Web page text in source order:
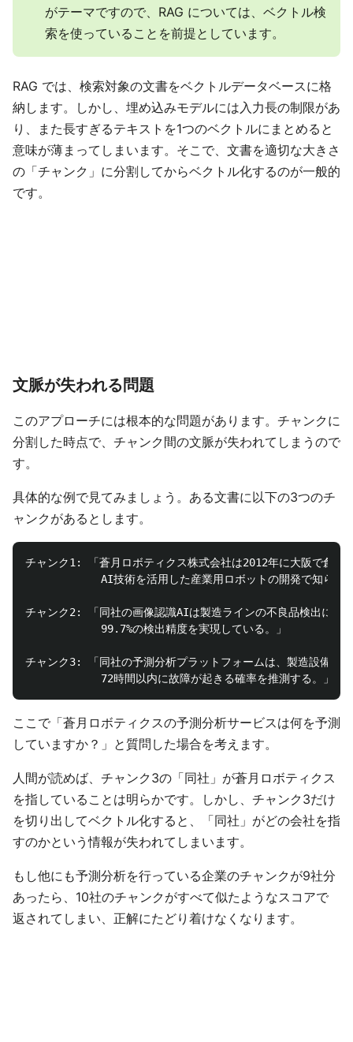
がテーマですので、RAG については、ベクトル検
索を使っていることを前提としています。
RAG では、検索対象の文書をベクトルデータベースに格
納します。しかし、埋め込みモデルには入力長の制限があ
り、また長すぎるテキストを1つのベクトルにまとめると
意味が薄まってしまいます。そこで、文書を適切な大きさ
の「チャンク」に分割してからベクトル化するのが一般的
です。
文脈が失われる問題
このアプローチには根本的な問題があります。チャンクに
分割した時点で、チャンク間の文脈が失われてしまうので
す。
具体的な例で見てみましょう。ある文書に以下の3つのチ
ャンクがあるとします。
チャンク1: 「蒼月ロボティクス株式会社は2012年に大阪で創業
AI技術を活用した産業用ロボットの開発で知られ
チャンク2: 「同社の画像認識AIは製造ラインの不良品検出に特
            99.7%の検出精度を実現している。」
チャンク3: 「同社の予測分析プラットフォームは、製造設備の
ここで「蒼月ロボティクスの予測分析サービスは何を予測
していますか？」と質問した場合を考えます。
人間が読めば、チャンク3の「同社」が蒼月ロボティクス
を指していることは明らかです。しかし、チャンク3だけ
を切り出してベクトル化すると、「同社」がどの会社を指
すのかという情報が失われてしまいます。
もし他にも予測分析を行っている企業のチャンクが9社分
あったら、10社のチャンクがすべて似たようなスコアで
返されてしまい、正解にたどり着けなくなります。